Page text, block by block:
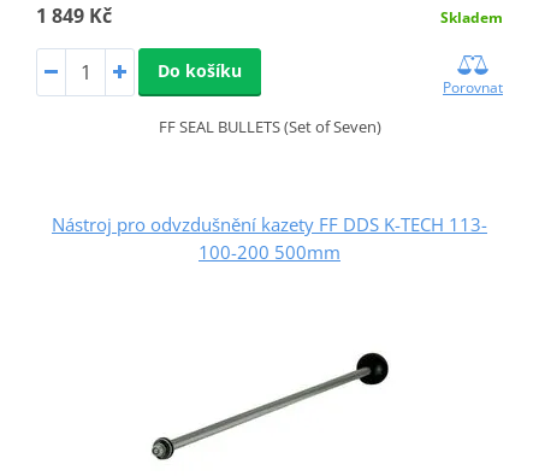
1 849 Kč Skladem
Do košíku
Porovnat
FF SEAL BULLETS (Set of Seven)
Nástroj pro odvzdušnění kazety FF DDS K-TECH 113-
100-200 500mm